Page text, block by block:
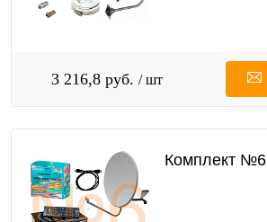
3 216,8 руб. / шт
Комплект №6